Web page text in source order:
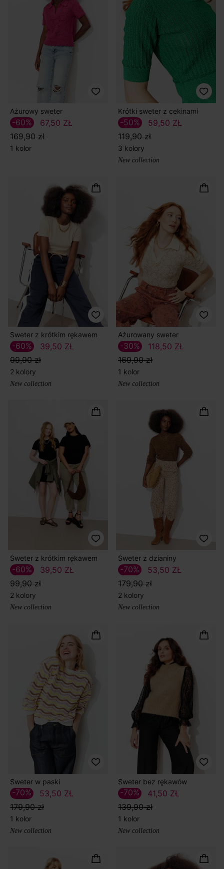
Ażurowy sweter
67,50 ZŁ
169,90 zł
-60%
1 kolor
Krótki sweter z cekinami
59,50 ZŁ
119,90 zł
-50%
3 kolory
New collection
Sweter z krótkim rękawem
39,50 ZŁ
99,90 zł
-60%
2 kolory
New collection
Ażurowany sweter
118,50 ZŁ
169,90 zł
-30%
1 kolor
New collection
Sweter z krótkim rękawem
39,50 ZŁ
99,90 zł
-60%
2 kolory
New collection
Sweter z dzianiny
53,50 ZŁ
179,90 zł
-70%
2 kolory
New collection
Sweter w paski
53,50 ZŁ
179,90 zł
-70%
1 kolor
New collection
Sweter bez rękawów
41,50 ZŁ
139,90 zł
-70%
1 kolor
New collection